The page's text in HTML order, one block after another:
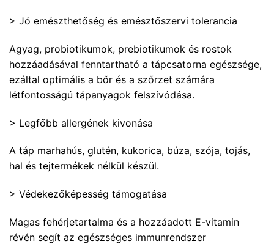
> Jó emészthetőség és emésztőszervi tolerancia
Agyag, probiotikumok, prebiotikumok és rostok
hozzáadásával fenntartható a tápcsatorna egészsége,
ezáltal optimális a bőr és a szőrzet számára
létfontosságú tápanyagok felszívódása.
> Legfőbb allergének kivonása
A táp marhahús, glutén, kukorica, búza, szója, tojás,
hal és tejtermékek nélkül készül.
> Védekezőképesség támogatása
Magas fehérjetartalma és a hozzáadott E-vitamin
révén segít az egészséges immunrendszer